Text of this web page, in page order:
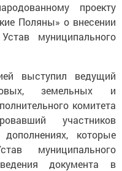
проекту
Поляны» о внесении
муниципального
выступил ведущий
земельных и
комитета
участников
которые
муниципального
документа в